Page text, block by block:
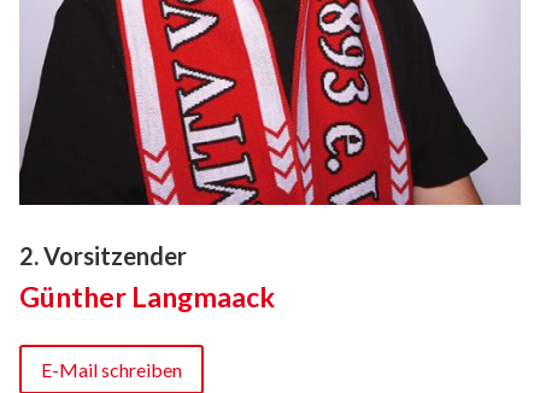
2. Vorsitzender
Günther Langmaack
E-Mail schreiben